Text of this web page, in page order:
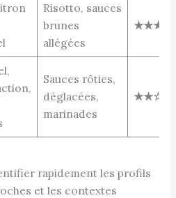
Risotto, sauces
brunes
allégées
Sauces rôties,
déglacées,
marinades
rapidement les profils
et les contextes